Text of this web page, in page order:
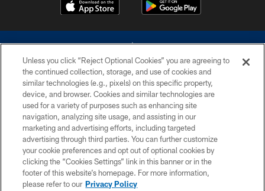
©2026 Dallas Cowboys. All rights reserved. Do not duplicate in any form
without permission of the Dallas Cowboys. The Dallas Cowboys
Cheerleaders will not initiate contact with any person to request personal or
financial information.
PRIVACY POLICY
ACCESSIBILITY
SITE MAP
Unless you click “Reject Optional Cookies” you are agreeing to
the continued collection, storage, and use of cookies and
similar technologies (e.g., pixels) on this specific property,
device, and browser. Cookies and similar technologies are
used for a variety of purposes such as enhancing site
navigation, analyzing site usage, and assisting in our
marketing and advertising efforts, including targeted
advertising through third parties. You can further customize
your cookie preferences and opt out of optional cookies by
clicking the “Cookies Settings” link in this banner or in the
footer of this website’s homepage. For more information,
please refer to our Privacy Policy